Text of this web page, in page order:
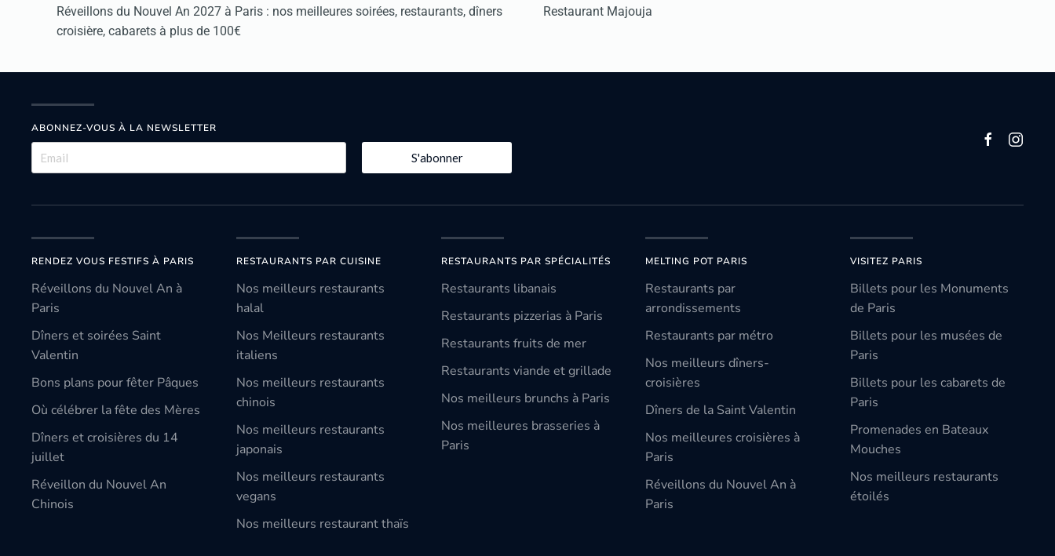
Réveillons du Nouvel An 2027 à Paris : nos meilleures soirées, restaurants, dîners
croisière, cabarets à plus de 100€
Restaurant Majouja
ABONNEZ-VOUS À LA NEWSLETTER
S'abonner
RENDEZ VOUS FESTIFS À PARIS
Réveillons du Nouvel An à
Paris
Dîners et soirées Saint
Valentin
Bons plans pour fêter Pâques
Où célébrer la fête des Mères
Dîners et croisières du 14
juillet
Réveillon du Nouvel An
Chinois
RESTAURANTS PAR CUISINE
Nos meilleurs restaurants
halal
Nos Meilleurs restaurants
italiens
Nos meilleurs restaurants
chinois
Nos meilleurs restaurants
japonais
Nos meilleurs restaurants
vegans
Nos meilleurs restaurant thaïs
RESTAURANTS PAR SPÉCIALITÉS
Restaurants libanais
Restaurants pizzerias à Paris
Restaurants fruits de mer
Restaurants viande et grillade
Nos meilleurs brunchs à Paris
Nos meilleures brasseries à
Paris
MELTING POT PARIS
Restaurants par
arrondissements
Restaurants par métro
Nos meilleurs dîners-
croisières
Dîners de la Saint Valentin
Nos meilleures croisières à
Paris
Réveillons du Nouvel An à
Paris
VISITEZ PARIS
Billets pour les Monuments
de Paris
Billets pour les musées de
Paris
Billets pour les cabarets de
Paris
Promenades en Bateaux
Mouches
Nos meilleurs restaurants
étoilés